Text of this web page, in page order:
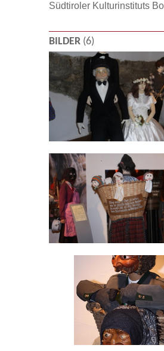
Südtiroler Kulturinstituts
BILDER (6)